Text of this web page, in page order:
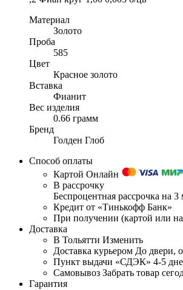
Материал
Золото
Проба
585
Цвет
Красное золото
Вставка
Фианит
Вес изделия
0.66 грамм
Бренд
Голден Глоб
Способ оплаты
Картой Онлайн
В рассрочку
Беспроцентная рассрочка на 3
Кредит от «Тинькофф Банк»
При получении (картой или
Доставка
В Тольятти Изменить
Доставка курьером До двери,
Пункт выдачи «СДЭК» 4-5
Самовывоз Забрать товар
Гарантия